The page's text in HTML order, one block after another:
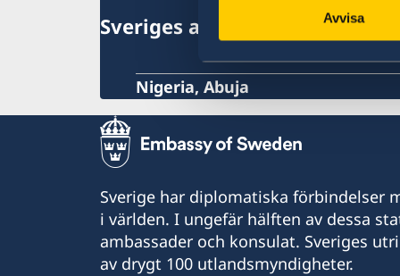
Avvisa
Sveriges ambassad
Nigeria, Abuja
Sverige har diplomatiska förbindelser
i världen. I ungefär hälften av dessa
ambassader och konsulat. Sveriges
av drygt 100 utlandsmyndigheter.